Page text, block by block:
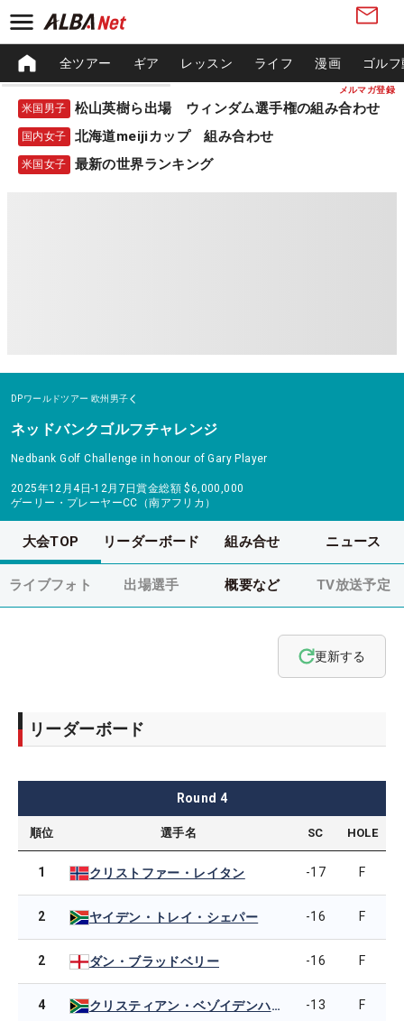
メルマガ登録
全ツアー ギア レッスン ライフ 漫画 ゴル
米国男子 松山英樹ら出場 ウィンダム選手権の組み合わせ
国内女子 北海道meijiカップ 組み合わせ
米国女子 最新の世界ランキング
DPワールドツアー 欧州男子
ネッドバンクゴルフチャレンジ
Nedbank Golf Challenge in honour of Gary Player
2025年12月4日-12月7日賞金総額 $6,000,000
ゲーリー・プレーヤーCC（南アフリカ）
大会TOP リーダーボード 組み合せ ニュース
ライブフォト 出場選手 概要など TV放送予定
更新する
リーダーボード
Round 4
順位 選手名 SC HOLE
1 クリストファー・レイタン -17 F
2 ヤイデン・トレイ・シェパー -16 F
2 ダン・ブラッドベリー -16 F
4 クリスティアン・ベゾイデンハウト -13 F